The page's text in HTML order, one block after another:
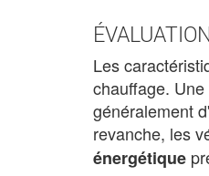
Les
chauffage.
généralement
revanche, les
énergétique